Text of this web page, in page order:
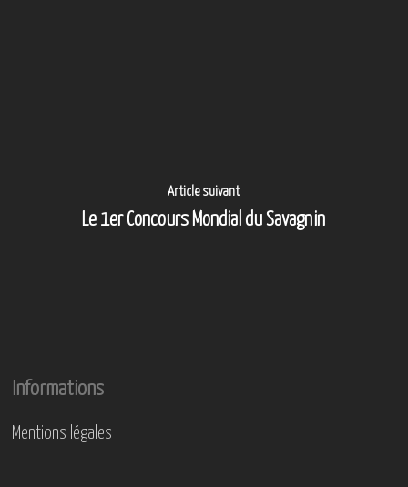
Article suivant
Le 1er Concours Mondial du Savagnin
Informations
Mentions légales